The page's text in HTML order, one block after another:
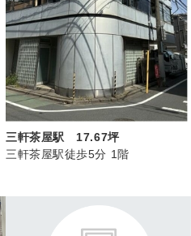
三軒茶屋駅 17.67坪
三軒茶屋駅徒歩5分 1階